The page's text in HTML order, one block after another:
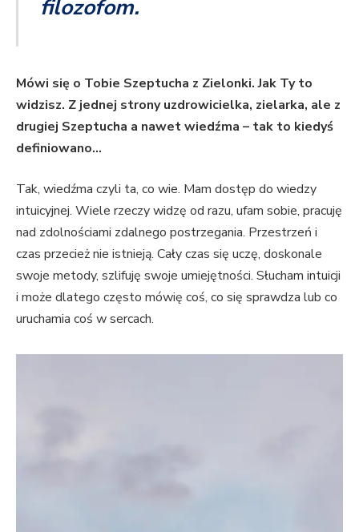
filozofom.
Mówi się o Tobie Szeptucha z Zielonki. Jak Ty to
widzisz. Z jednej strony uzdrowicielka, zielarka, ale z
drugiej Szeptucha a nawet wiedźma – tak to kiedyś
definiowano…
Tak, wiedźma czyli ta, co wie. Mam dostęp do wiedzy
intuicyjnej. Wiele rzeczy widzę od razu, ufam sobie, pracuję
nad zdolnościami zdalnego postrzegania. Przestrzeń i
czas przecież nie istnieją. Cały czas się uczę, doskonale
swoje metody, szlifuję swoje umiejętności. Słucham intuicji
i może dlatego często mówię coś, co się sprawdza lub co
uruchamia coś w sercach.